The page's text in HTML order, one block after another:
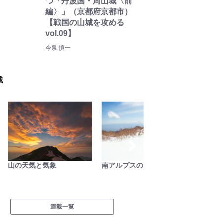
編〉」（京都府京都市）
【戦国の山城を攻める
vol.09】
今泉 慎一
南アルプスの日々 低山小道具＆技術研究所
連載一覧